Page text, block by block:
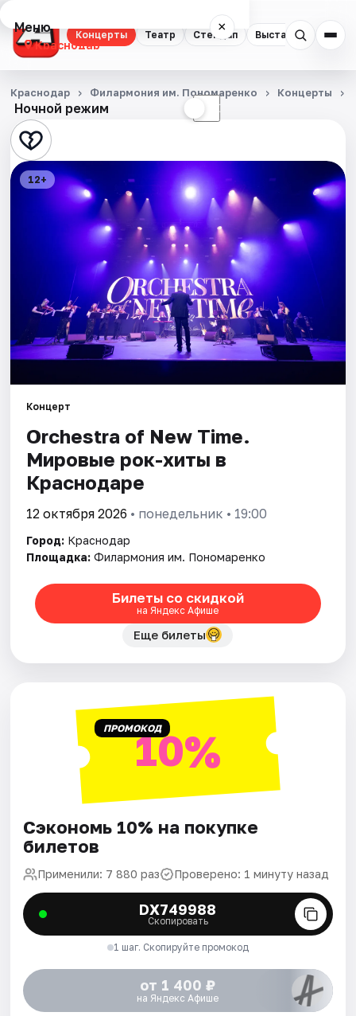
Концерты Театр Стендап Выставки
Меню ×
Краснодар
Концерты
Театр
Стендап
Выставки
Экскурсии
Спорт
События
Площадки
Артисты
Рейтинги
Ночной режим ☾
Краснодар Филармония им. Пономаренко Концерты
12+
Концерт
Orchestra of New Time.
Мировые рок-хиты в
Краснодаре
12 октября 2026 • понедельник • 19:00
Город: Краснодар
Площадка: Филармония им. Пономаренко
Билеты со скидкой
на Яндекс Афише
Еще билеты
ПРОМОКОД10%
Сэкономь 10% на покупке
билетов
Применили: 7 880 раз Проверено: 1 минуту назад
DX749988
Скопировать
1 шаг. Скопируйте промокод
от 1 400 ₽
на Яндекс Афише